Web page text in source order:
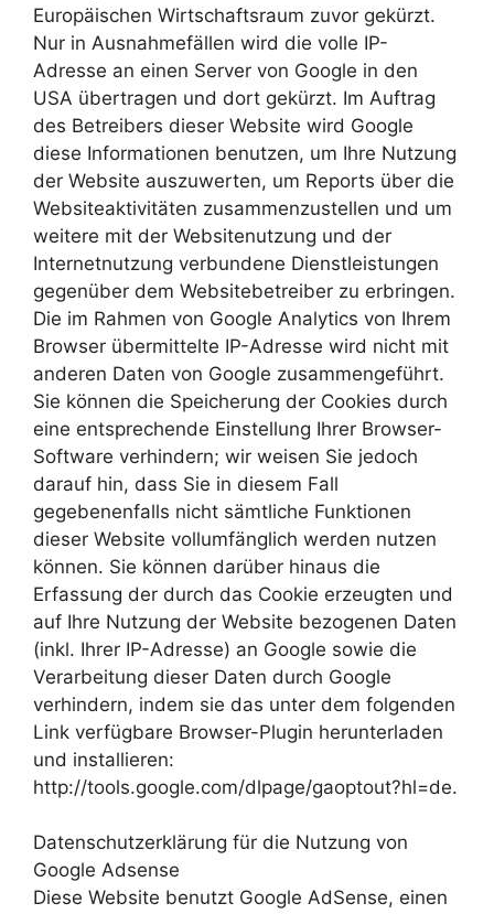
Europäischen Wirtschaftsraum zuvor gekürzt.
Nur in Ausnahmefällen wird die volle IP-
Adresse an einen Server von Google in den
USA übertragen und dort gekürzt. Im Auftrag
des Betreibers dieser Website wird Google
diese Informationen benutzen, um Ihre Nutzung
der Website auszuwerten, um Reports über die
Websiteaktivitäten zusammenzustellen und um
weitere mit der Websitenutzung und der
Internetnutzung verbundene Dienstleistungen
gegenüber dem Websitebetreiber zu erbringen.
Die im Rahmen von Google Analytics von Ihrem
Browser übermittelte IP-Adresse wird nicht mit
anderen Daten von Google zusammengeführt.
Sie können die Speicherung der Cookies durch
eine entsprechende Einstellung Ihrer Browser-
Software verhindern; wir weisen Sie jedoch
darauf hin, dass Sie in diesem Fall
gegebenenfalls nicht sämtliche Funktionen
dieser Website vollumfänglich werden nutzen
können. Sie können darüber hinaus die
Erfassung der durch das Cookie erzeugten und
auf Ihre Nutzung der Website bezogenen Daten
(inkl. Ihrer IP-Adresse) an Google sowie die
Verarbeitung dieser Daten durch Google
verhindern, indem sie das unter dem folgenden
Link verfügbare Browser-Plugin herunterladen
und installieren:
http://tools.google.com/dlpage/gaoptout?hl=de.
Datenschutzerklärung für die Nutzung von
Google Adsense
Diese Website benutzt Google AdSense, einen